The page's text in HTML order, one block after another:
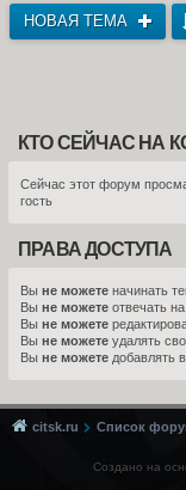
НОВАЯ ТЕМА
КТО СЕЙЧАС НА
Сейчас этот форум
гость
ПРАВА ДОСТУПА
Вы не можете начинать
Вы не можете отвечать
Вы не можете
Вы не можете удалять
Вы не можете добавлять
citsk.ru Список
Создано на